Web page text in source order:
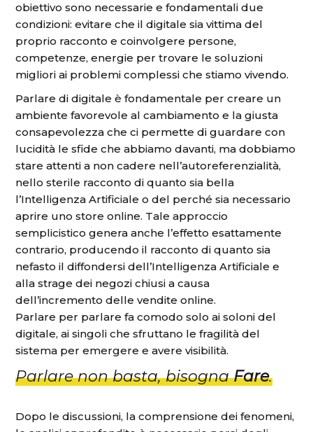
obiettivo sono necessarie e fondamentali due
condizioni: evitare che il digitale sia vittima del
proprio racconto e coinvolgere persone,
competenze, energie per trovare le soluzioni
migliori ai problemi complessi che stiamo vivendo.
Parlare di digitale è fondamentale per creare un
ambiente favorevole al cambiamento e la giusta
consapevolezza che ci permette di guardare con
lucidità le sfide che abbiamo davanti, ma dobbiamo
stare attenti a non cadere nell’autoreferenzialità,
nello sterile racconto di quanto sia bella
l’Intelligenza Artificiale o del perché sia necessario
aprire uno store online. Tale approccio
semplicistico genera anche l’effetto esattamente
contrario, producendo il racconto di quanto sia
nefasto il diffondersi dell’Intelligenza Artificiale e
alla strage dei negozi chiusi a causa
dell’incremento delle vendite online.
Parlare per parlare fa comodo solo ai soloni del
digitale, ai singoli che sfruttano le fragilità del
sistema per emergere e avere visibilità.
Parlare non basta, bisognaFare.
Dopo le discussioni, la comprensione dei fenomeni,